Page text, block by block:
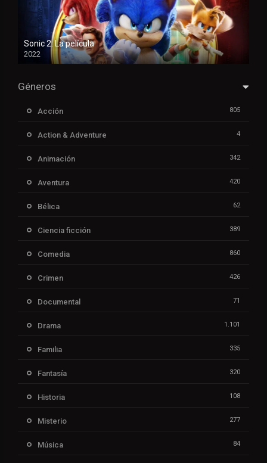
Sonic 2: La película
2022
Géneros
Acción 805
Action & Adventure 4
Animación 342
Aventura 420
Bélica 62
Ciencia ficción 389
Comedia 860
Crimen 426
Documental 71
Drama 1.101
Familia 335
Fantasía 320
Historia 108
Misterio 277
Música 84